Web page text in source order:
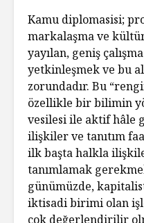
Kamu diplomasisi;
markalaşma ve
yayılan, geniş
yetkinleşmek ve bu
zorundadır. Bu
özellikle bir bilimin
vesilesi ile aktif hâle
ilişkiler ve tanıtım
ilk başta halkla
tanımlamak
günümüzde,
iktisadi birimi olan
çok değerlendirilir